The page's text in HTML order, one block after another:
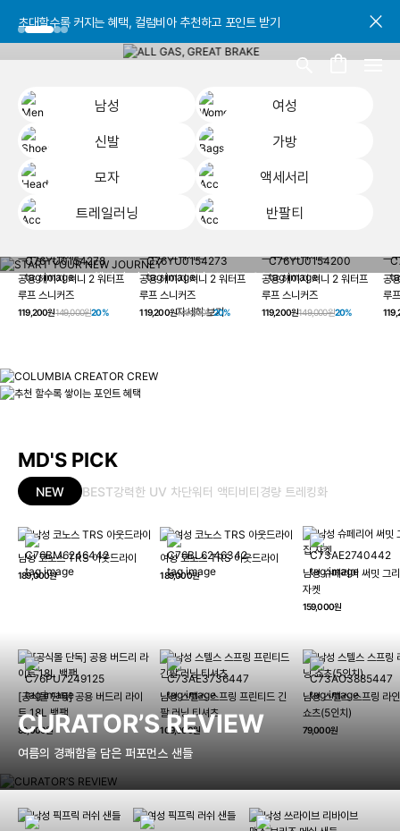
초대할수록 커지는 혜택, 컬럼비아 추천하고 포인트 받기
초대할수록 커지는 혜택, 컬럼비아 추천하고 포인트 받기
초대할수록 커지는 혜택, 컬럼비아 추천하고 포인트 받기
남성
여성
신발
가방
모자
액세서리
트레일러닝
반팔티
START YOUR
헤이지 져니 New 컬러 UP TO 20% OFF
자세히 보기
공용 헤이지 져니 2 워터프
루프 스니커즈
119,200원149,000원20%
공용 헤이지 져니 2 워터프
루프 스니커즈
119,200원149,000원20%
공용 헤이지 져니 2 워터프
루프 스니커즈
119,200원149,000원20%
공
루
MD'S PICK
NEW BEST강력한 UV 차단워터 액티비티경량 트레킹화
남성 코노스 TRS 아웃드라이
189,000원
여성 코노스 TRS 아웃드라이
189,000원
남성 슈페리어 써밋 그
자켓
159,000원
[공식몰 단독] 공용 버드리 라이
트 18L 백팩
89,000원
남성 스텔스 스프링 프린티드 긴
팔 러닝 티셔츠
109,000원
남성 스텔스 스프링 라
쇼츠(5인치)
79,000원
CURATOR’S REVIEW
여름의 경쾌함을 담은 퍼포먼스 샌들